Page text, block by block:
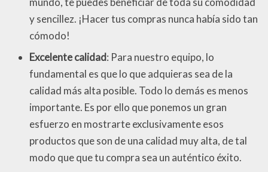
y sencillez. ¡Hacer tus compras nunca había sido tan
cómodo!
Excelente calidad: Para nuestro equipo, lo
fundamental es que lo que adquieras sea de la
calidad más alta posible. Todo lo demás es menos
importante. Es por ello que ponemos un gran
esfuerzo en mostrarte exclusivamente esos
productos que son de una calidad muy alta, de tal
modo que que tu compra sea un auténtico éxito.